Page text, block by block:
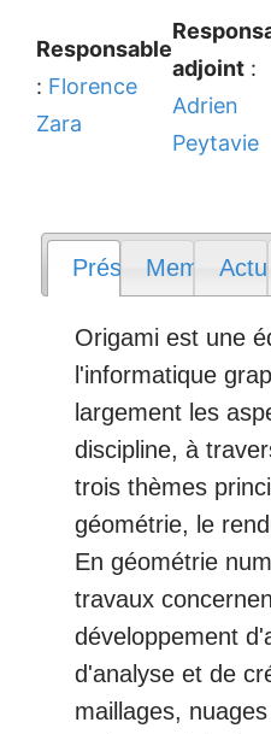
Responsable
: Florence
Zara
adjoint :
Adrien
Peytavie
PrésentationMembres
Origami est une
l'informatique
largement les
discipline, à
trois thèmes
géométrie, le
En géométrie
travaux
développement
d'analyse et de
maillages,